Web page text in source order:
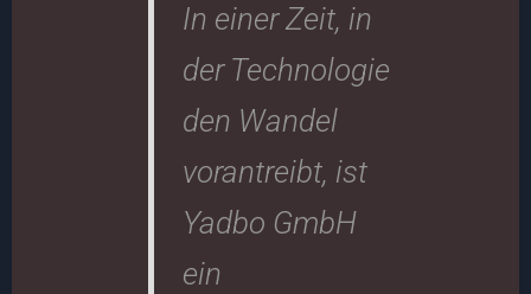
In einer Zeit, in
der Technologie
den Wandel
vorantreibt, ist
Yadbo GmbH
ein